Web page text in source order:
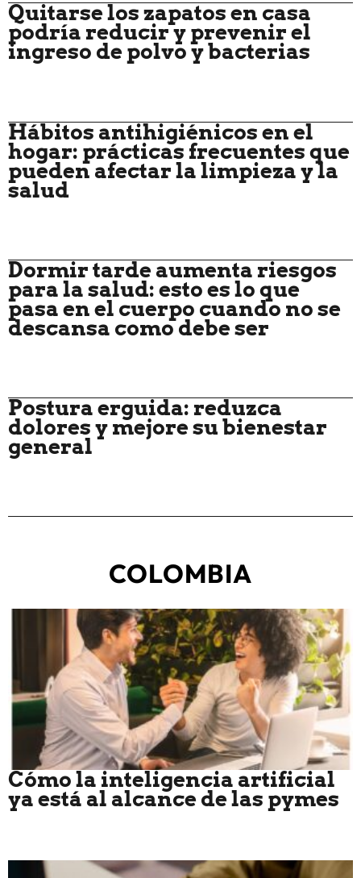
Quitarse los zapatos en casa
podría reducir y prevenir el
ingreso de polvo y bacterias
Hábitos antihigiénicos en el
hogar: prácticas frecuentes que
pueden afectar la limpieza y la
salud
Dormir tarde aumenta riesgos
para la salud: esto es lo que
pasa en el cuerpo cuando no se
descansa como debe ser
Postura erguida: reduzca
dolores y mejore su bienestar
general
COLOMBIA
Cómo la inteligencia artificial
ya está al alcance de las pymes